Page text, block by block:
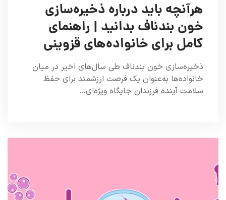
هرآنچه باید درباره ذخیره‌سازی
خون بندناف بدانید | راهنمای
کامل برای خانواده‌های قزوینی
ذخیره‌سازی خون بندناف طی سال‌های اخیر در میان
خانواده‌ها به‌عنوان یک فرصت ارزشمند برای حفظ
سلامت آینده فرزندان جایگاه ویژه‌ای…